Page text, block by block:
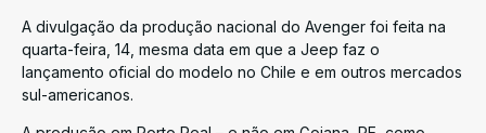
A divulgação da produção nacional do Avenger foi feita na
quarta-feira, 14, mesma data em que a Jeep faz o
lançamento oficial do modelo no Chile e em outros mercados
sul-americanos.